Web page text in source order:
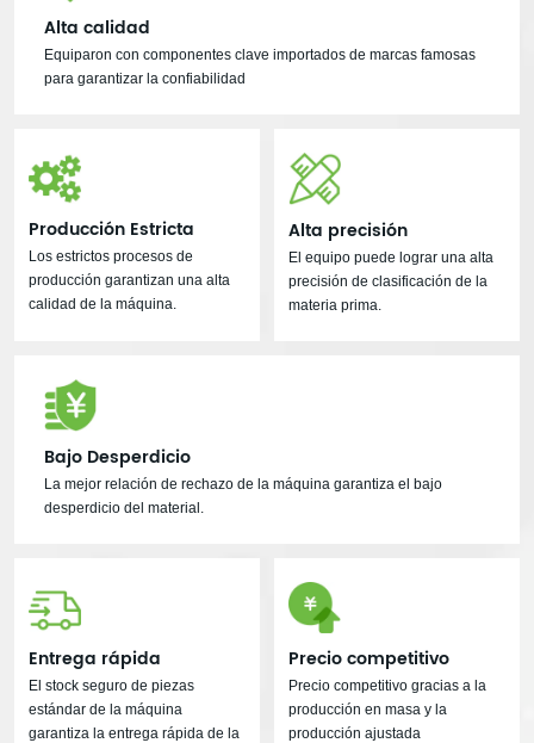
Alta calidad
Equiparon con componentes clave importados de marcas famosas
para garantizar la confiabilidad
Producción Estricta
Los estrictos procesos de
producción garantizan una alta
calidad de la máquina.
Alta precisión
El equipo puede lograr una alta
precisión de clasificación de la
materia prima.
Bajo Desperdicio
La mejor relación de rechazo de la máquina garantiza el bajo
desperdicio del material.
Entrega rápida
El stock seguro de piezas
estándar de la máquina
garantiza la entrega rápida de la
Precio competitivo
Precio competitivo gracias a la
producción en masa y la
producción ajustada